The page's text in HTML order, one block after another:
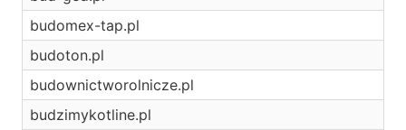
budomex-tap.pl
budoton.pl
budownictworolnicze.pl
budzimykotline.pl